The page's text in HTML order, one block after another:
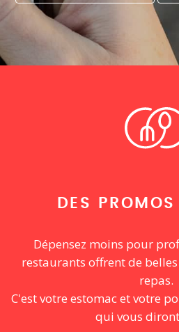
DES PROMOS
Dépensez moins pour
restaurants offrent de
repas.
C'est votre estomac et votre
qui vous